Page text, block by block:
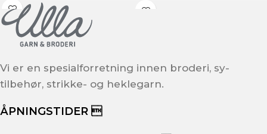
Vi er en spesialforretning innen broderi, sy-
tilbehør, strikke- og heklegarn.
ÅPNINGSTIDER 